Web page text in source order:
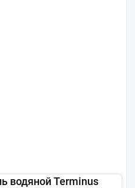
водяной Terminus